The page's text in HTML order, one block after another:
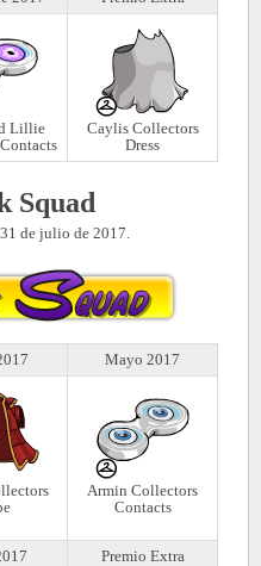
Lillie
Caylis Collectors
Dress
Squad
de julio de 2017.
Mayo 2017
Armin Collectors
Contacts
Premio Extra